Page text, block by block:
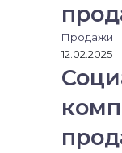
Продажи
12.02.2025